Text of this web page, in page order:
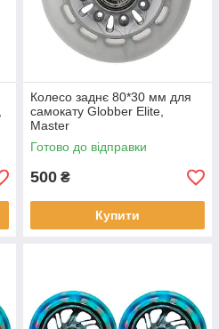
Колесо заднє 80*30 мм для
самокату Globber Elite,
Master
Готово до відправки
500 ₴
Купити